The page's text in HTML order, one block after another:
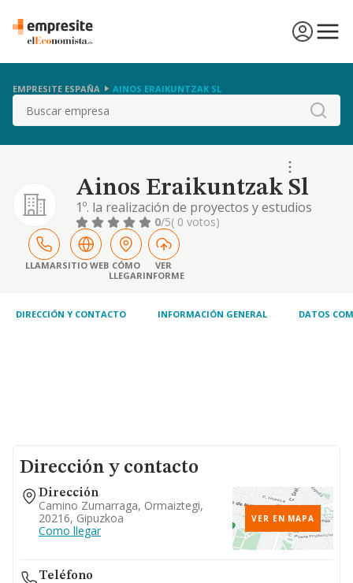
EMPRESITE ESPAÑA AINOS ERAIKUNTZAK SL
Buscar
Ainos Eraikuntzak Sl
1º. la realización de proyectos y estudios
técnicos y dirección de obras en el ámbito de
la construcción y de la promoción
inmobiliaria, así como el asesoramiento a las
empresas de dichos sectores de actividad. 2º.
la realización de trabajos de construcción en
0/5( 0 votos)
LLAMARSITIO WEB CÓMO
LLEGAR
VER
INFORME
DIRECCIÓN Y CONTACTO INFORMACIÓN GENERAL DATOS
Dirección y contacto
Dirección
Camino Zumarraga, Ormaiztegi,
20216, Gipuzkoa
Como llegar
VER EN MAPA
Teléfono